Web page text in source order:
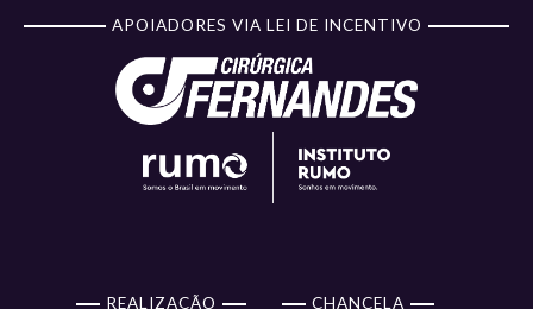
APOIADORES VIA LEI DE INCENTIVO
REALIZAÇÃO CHANCELA